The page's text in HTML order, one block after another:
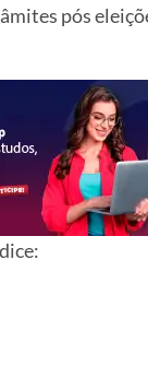
pós